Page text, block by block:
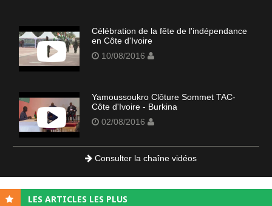
Célébration de la fête de l'indépendance
en Côte d'Ivoire
10/08/2016
Yamoussoukro Clôture Sommet TAC-
Côte d'Ivoire - Burkina
02/08/2016
Consulter la chaîne vidéos
LES ARTICLES LES PLUS